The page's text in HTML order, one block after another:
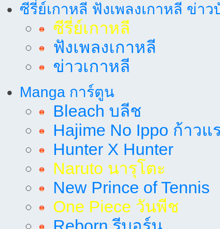
ซีรี่ย์เกาหลี ฟังเพลงเกาหลี ข่าว
ซีรี่ย์เกาหลี
ฟังเพลงเกาหลี
ข่าวเกาหลี
Manga การ์ตูน
Bleach บลีช
Hajime No Ippo ก้าวแ
Hunter X Hunter
Naruto นารุโตะ
New Prince of Tennis
One Piece วันพีช